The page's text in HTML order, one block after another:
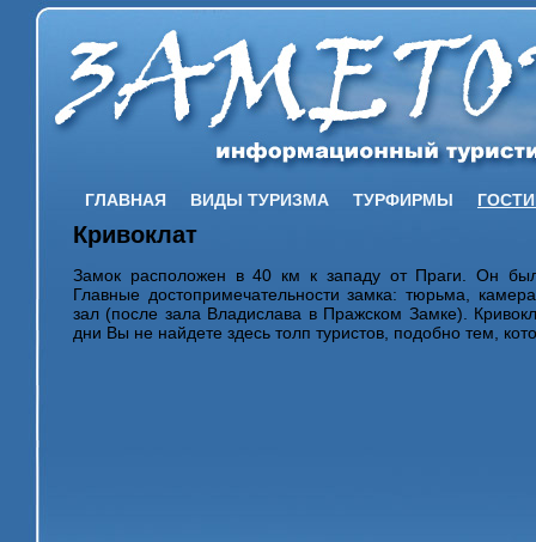
ГЛАВНАЯ ВИДЫ ТУРИЗМА ТУРФИРМЫ
Кривоклат
Замок расположен в 40 км к западу от Праги. Он
Главные достопримечательности замка: тюрьма,
зал (после зала Владислава в Пражском Замке).
дни Вы не найдете здесь толп туристов, подобно тем,